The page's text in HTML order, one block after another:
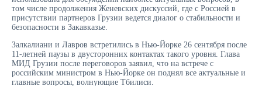
том числе продолжения Женевских дискуссий, где с Россией в
присутствии партнеров Грузии ведется диалог о стабильности и
безопасности в Закавказье.
Залкалиани и Лавров встретились в Нью-Йорке 26 сентября после
11-летней паузы в двусторонних контактах такого уровня. Глава
МИД Грузии после переговоров заявил, что на встрече с
российским министром в Нью-Йорке он поднял все актуальные и
главные вопросы, волнующие Тбилиси.